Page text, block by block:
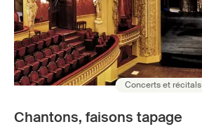
Concerts et récitals
Chantons, faisons tapage